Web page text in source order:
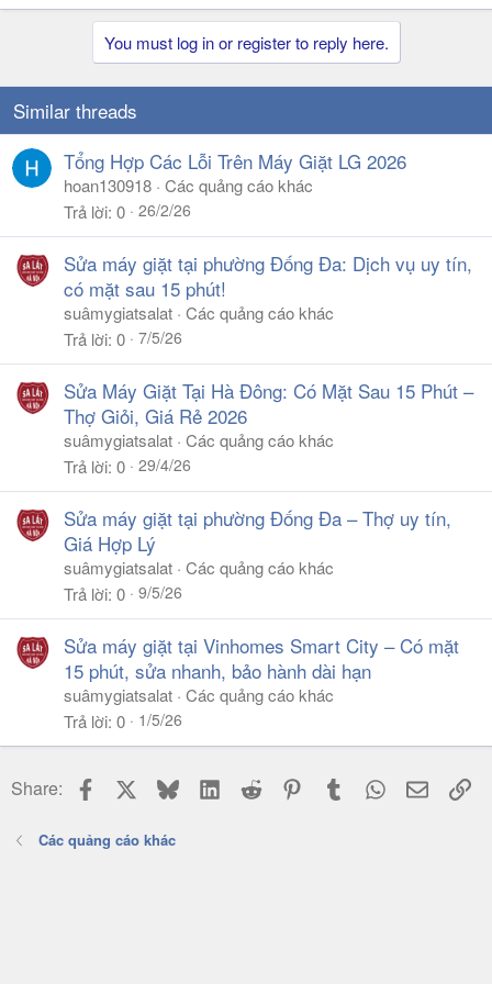
You must log in or register to reply here.
Similar threads
Tổng Hợp Các Lỗi Trên Máy Giặt LG 2026
hoan130918 Các quảng cáo khác
Trả lời 0 26/2/26
Sửa máy giặt tại phường Đống Đa: Dịch vụ uy tín,
có mặt sau 15 phút!
suâmygiatsalat Các quảng cáo khác
Trả lời 0 7/5/26
Sửa Máy Giặt Tại Hà Đông: Có Mặt Sau 15 Phút –
Thợ Giỏi, Giá Rẻ 2026
suâmygiatsalat Các quảng cáo khác
Trả lời 0 29/4/26
Sửa máy giặt tại phường Đống Đa – Thợ uy tín,
Giá Hợp Lý
suâmygiatsalat Các quảng cáo khác
Trả lời 0 9/5/26
Sửa máy giặt tại Vinhomes Smart City – Có mặt
15 phút, sửa nhanh, bảo hành dài hạn
suâmygiatsalat Các quảng cáo khác
Trả lời 0 1/5/26
Share: Facebook BlueskyLinkedIn
Reddit PinterestTumblr WhatsApp
Email
Các quảng cáo khác